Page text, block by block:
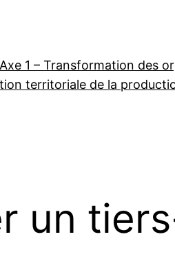
Axe 1 – Transformation des
territoriale de la
un